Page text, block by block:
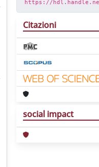
https://
Citazioni
social impact